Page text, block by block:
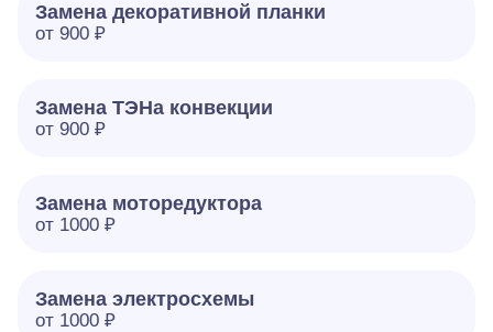
Замена декоративной планки
от 900 ₽
Замена ТЭНа конвекции
от 900 ₽
Замена моторедуктора
от 1000 ₽
Замена электросхемы
от 1000 ₽